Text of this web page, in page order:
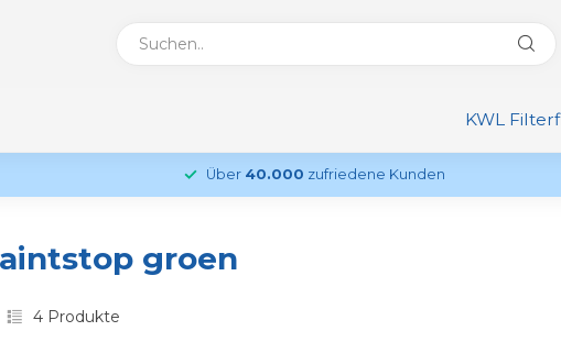
KWL
Über 40.000 zufriedene Kunden
groen
4 Produkte